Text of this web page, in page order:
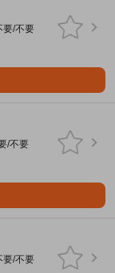
要/不要
/不要
要/不要